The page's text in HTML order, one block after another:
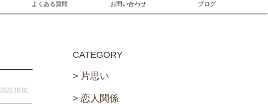
よくある質問 お問い合わせ ブログ
2023.10.02
CATEGORY
片思い
恋人関係